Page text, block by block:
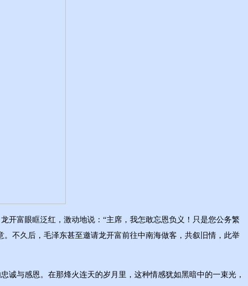
富眼眶泛红，激动地说：“主席，我怎敢忘恩负义！只是您公务繁
不久后，毛泽东甚至邀请龙开富前往中南海做客，共叙旧情，此举
与感恩。在那烽火连天的岁月里，这种情感犹如黑暗中的一束光，